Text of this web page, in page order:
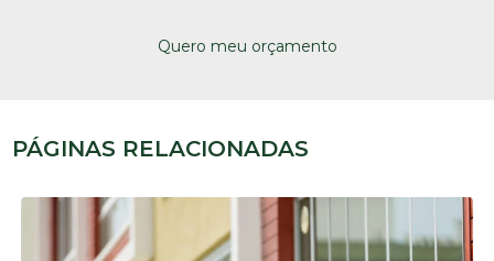
Quero meu orçamento
PÁGINAS RELACIONADAS